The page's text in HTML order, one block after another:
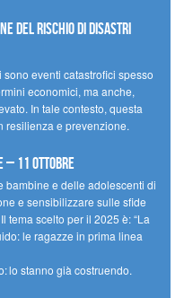
del rischio di disastri
eventi catastrofici spesso
economici, ma anche,
In tale contesto, questa
resilienza e prevenzione.
– 11 ottobre
bambine e delle adolescenti di
e sensibilizzare sulle sfide
tema scelto per il 2025 è: “La
le ragazze in prima linea
lo stanno già costruendo.